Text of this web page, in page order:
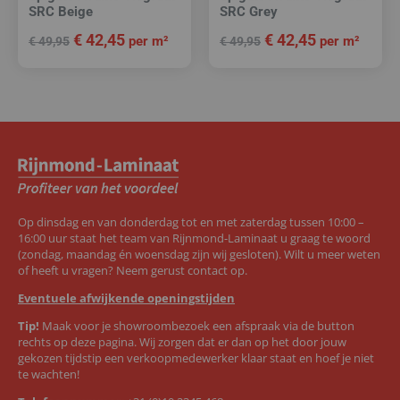
SRC Beige
€49,95 €42,45 per m²
SRC Grey
€49,95 €42,45 per m²
Op dinsdag en van donderdag tot en met zaterdag tussen 10:00 –
16:00 uur staat het team van Rijnmond-Laminaat u graag te woord
(zondag, maandag én woensdag zijn wij gesloten). Wilt u meer weten
of heeft u vragen? Neem gerust contact op.
Eventuele afwijkende openingstijden
Tip! Maak voor je showroombezoek een afspraak via de button
rechts op deze pagina. Wij zorgen dat er dan op het door jouw
gekozen tijdstip een verkoopmedewerker klaar staat en hoef je niet
te wachten!